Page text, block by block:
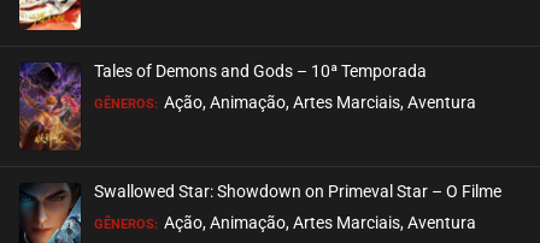
EPISÓDIO 19
setembro 02, 2020
EPISÓDIO 18
setembro 02, 2020
Tales of Demons and Gods – 10ª Temporada
GÊNEROS: Ação, Animação, Artes Marciais, Aventura
Swallowed Star: Showdown on Primeval Star – O Filme
GÊNEROS: Ação, Animação, Artes Marciais, Aventura